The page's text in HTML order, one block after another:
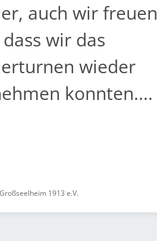
auch wir freuen
wir das
wieder
konnten....
1913 e.V.